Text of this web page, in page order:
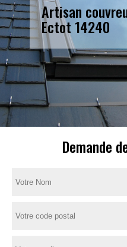
Artisan
Ectot 14240
Demande